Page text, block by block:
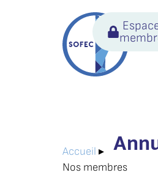
Accueil ▸
Nos membres